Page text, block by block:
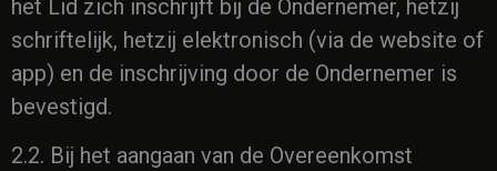
het Lid zich inschrijft bij de Ondernemer, hetzij
schriftelijk, hetzij elektronisch (via de website of
app) en de inschrijving door de Ondernemer is
bevestigd.
2.2. Bij het aangaan van de Overeenkomst